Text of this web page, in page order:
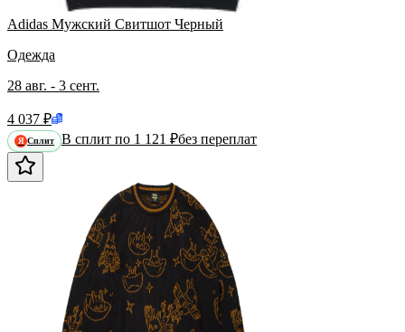
Adidas Мужский Свитшот Черный
Одежда
28 авг. - 3 сент.
4 037 ₽
Я Сплит В сплит по 1 121 ₽без переплат